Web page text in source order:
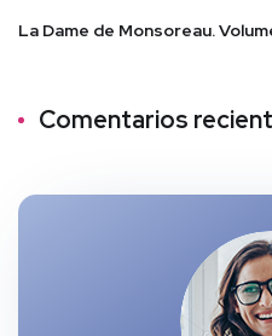
La Dame de Monsoreau.
Comentarios